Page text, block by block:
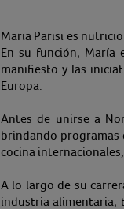
Maria Parisi es
En su función, María
manifiesto y las
Europa.
Antes de unirse a
brindando programas
cocina
A lo largo de su
industria alimentaria,